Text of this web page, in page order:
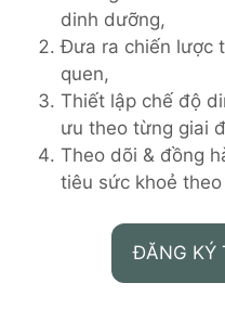
dinh dưỡng,
Đưa ra chiến lược
quen,
Thiết lập chế độ
ưu theo từng giai
Theo dõi & đồng
tiêu sức khoẻ
ĐĂNG KÝ